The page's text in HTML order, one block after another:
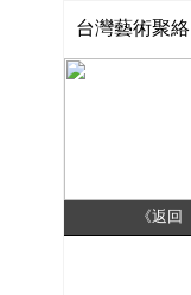
台灣藝術聚絡
《返回